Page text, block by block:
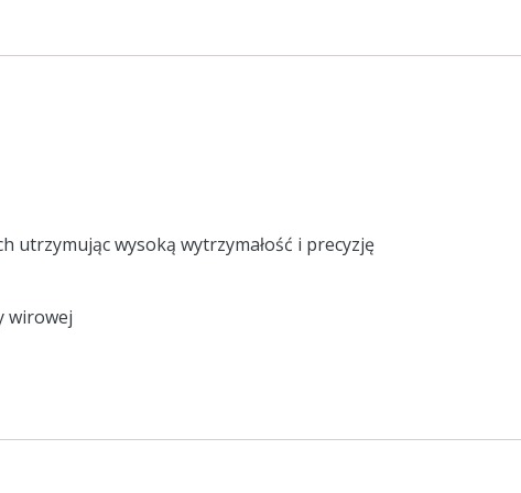
utrzymując wysoką wytrzymałość i precyzję
wirowej